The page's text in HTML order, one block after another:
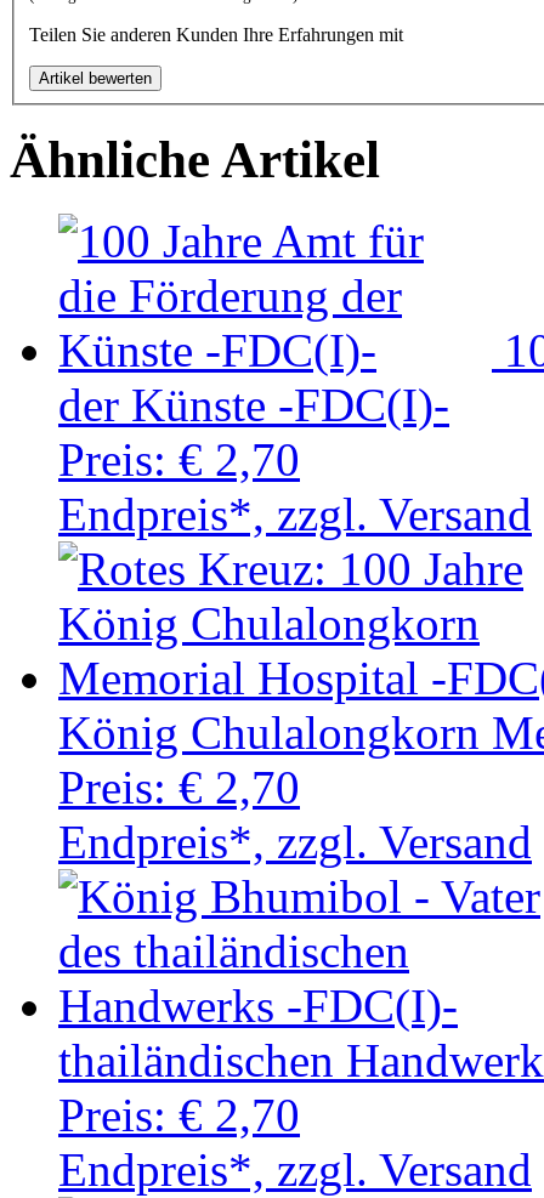
Teilen Sie anderen Kunden Ihre Erfahrungen mit
Ähnliche Artikel
der Künste -FDC(I)-
Preis: € 2,70
Endpreis*, zzgl. Versand
König Chulalongkorn
Preis: € 2,70
Endpreis*, zzgl. Versand
thailändischen
Preis: € 2,70
Endpreis*, zzgl. Versand